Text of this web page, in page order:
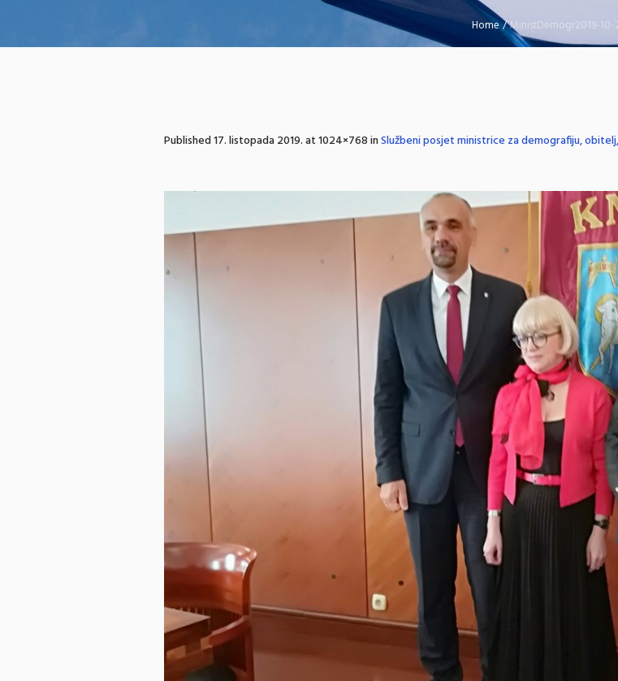
Home/MinistDemogr2019-10-
Published17. listopada 2019.at 1024×768 inSlužbeni posjet ministrice za demografiju,